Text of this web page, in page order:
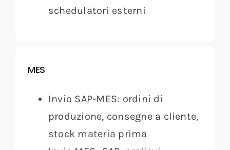
schedulatori esterni
MES
Invio SAP-MES: ordini di
produzione, consegne a cliente,
stock materia prima